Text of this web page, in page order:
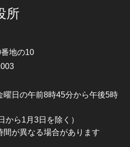
所
地の10
曜日の午前8時45分から午後5時
から1月3日を除く）
が異なる場合があります